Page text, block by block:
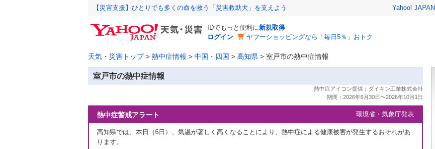
【災害支援】ひとりでも多くの命を救う「災害救助犬」を支えよう Yahoo! JAPAN
IDでもっと便利に新規取得
ログイン
ヤフーショッピングなら「毎日5％」おトク
天気・災害トップ> 熱中症情報 > 中国・四国 > 高知県 > 室戸市の熱中症情報
室戸市の熱中症情報
熱中症警戒アラート 環境省・気象庁発表
高知県では、本日（6日）、気温が著しく高くなることにより、熱中症による健康被害が発生するおそれがあ
ります。